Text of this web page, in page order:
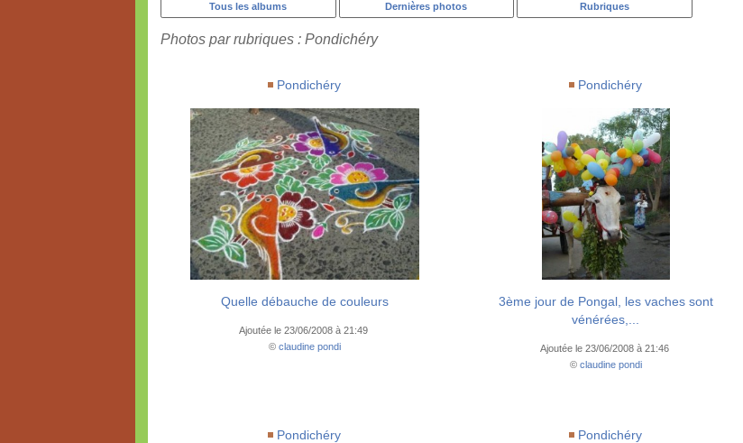
Tous les albums Dernières photos Rubriques
Photos par rubriques : Pondichéry
Pondichéry
Quelle débauche de couleurs
Ajoutée le 23/06/2008 à 21:49
© claudine pondi
Pondichéry
3ème jour de Pongal, les vaches sont
vénérées,...
Ajoutée le 23/06/2008 à 21:46
© claudine pondi
Pondichéry Pondichéry